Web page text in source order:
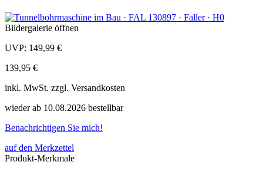
Bildergalerie öffnen
UVP: 149,99 €
139,95 €
inkl. MwSt. zzgl. Versandkosten
wieder ab 10.08.2026 bestellbar
Benachrichtigen Sie mich!
auf den Merkzettel
Produkt-Merkmale